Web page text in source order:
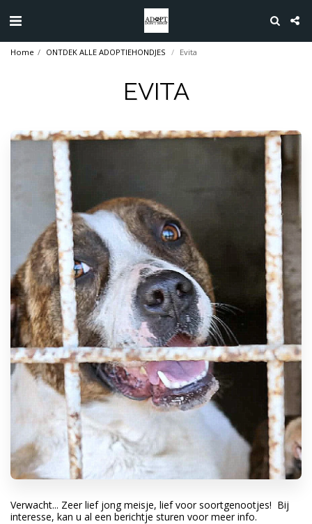
Home ONTDEK ALLE ADOPTIEHONDJES Evita
EVITA
Verwacht... Zeer lief jong meisje, lief voor soortgenootjes! Bij
interesse, kan u al een berichtje sturen voor meer info.